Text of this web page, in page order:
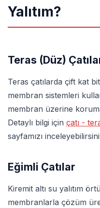
Yalıtım?
Teras (Düz)
Teras çatılarda çift kat
membran sistemleri
membran üzerine
Detaylı bilgi için çatı -
sayfamızı
Eğimli Çatılar
Kiremit altı su yalıtım
membranlarla çözüm